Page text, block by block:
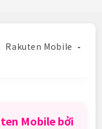
Rakuten Mobile
Mobile bởi